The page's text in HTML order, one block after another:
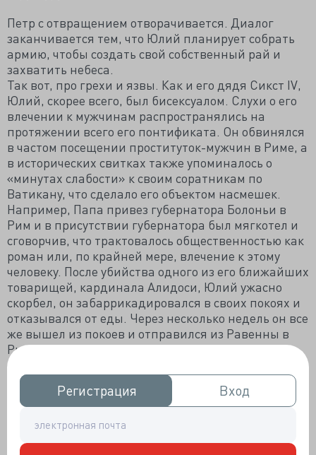
Регистрация
Регистрация Вход
Вход
Петр с отвращением отворачивается. Диалог
заканчивается тем, что Юлий планирует собрать
армию, чтобы создать свой собственный рай и
захватить небеса.
Так вот, про грехи и язвы. Как и его дядя Сикст IV,
Юлий, скорее всего, был бисексуалом. Слухи о его
влечении к мужчинам распространялись на
протяжении всего его понтификата. Он обвинялся
в частом посещении проституток-мужчин в Риме, а
в исторических свитках также упоминалось о
«минутах слабости» к своим соратникам по
Ватикану, что сделало его объектом насмешек.
Например, Папа привез губернатора Болоньи в
Рим и в присутствии губернатора был мягкотел и
сговорчив, что трактовалось общественностью как
роман или, по крайней мере, влечение к этому
человеку. После убийства одного из его ближайших
товарищей, кардинала Алидоси, Юлий ужасно
скорбел, он забаррикадировался в своих покоях и
отказывался от еды. Через несколько недель он все
же вышел из покоев и отправился из Равенны в
Римини в закрытом экипаже, прохожие слышали
стенания, доносившиеся из недр Папской кареты.
После знаменитой ссоры с Юлием король Франции
Людовик XII созвал Пятый совет Латеранцев.
Совет действительно собрал религиозных
чиновников, намеревающихся свергнуть Юлия.
Они опозорили Юлия как содомита, заявив, что